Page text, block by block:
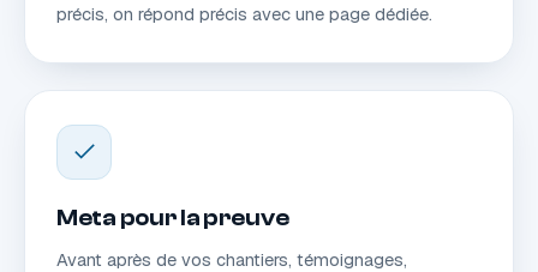
précis, on répond précis avec une page dédiée.
Meta pour la preuve
Avant après de vos chantiers, témoignages,